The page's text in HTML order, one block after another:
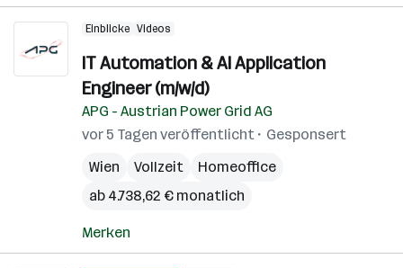
Einblicke Videos
IT Automation & AI Application
Engineer (m/w/d)
APG - Austrian Power Grid AG
vor 5 Tagen veröffentlicht
Gesponsert
Wien
Vollzeit
Homeoffice
ab 4.738,62 € monatlich
Merken